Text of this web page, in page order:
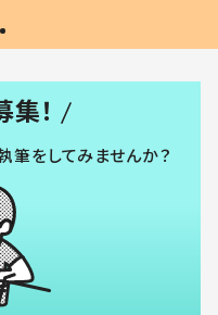
！
筆をしてみませんか？